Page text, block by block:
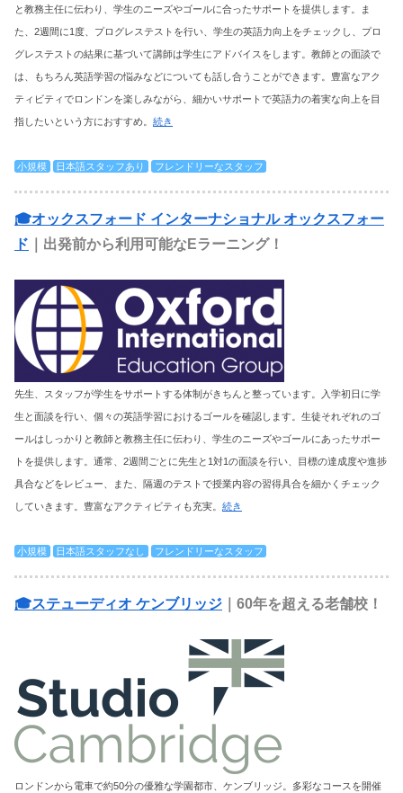
と教務主任に伝わり、学生のニーズやゴールに合ったサポートを提供します。ま
た、2週間に1度、プログレステストを行い、学生の英語力向上をチェックし、プロ
グレステストの結果に基づいて講師は学生にアドバイスをします。教師との面談で
は、もちろん英語学習の悩みなどについても話し合うことができます。豊富なアク
ティビティでロンドンを楽しみながら、細かいサポートで英語力の着実な向上を目
指したいという方におすすめ。 続き
小規模 日本語スタッフあり フレンドリーなスタッフ
🎓オックスフォード インターナショナル オックスフォー
ド ｜出発前から利用可能なEラーニング！
先生、スタッフが学生をサポートする体制がきちんと整っています。入学初日に学
生と面談を行い、個々の英語学習におけるゴールを確認します。生徒それぞれのゴ
ールはしっかりと教師と教務主任に伝わり、学生のニーズやゴールにあったサポー
トを提供します。通常、2週間ごとに先生と1対1の面談を行い、目標の達成度や進捗
具合などをレビュー、また、隔週のテストで授業内容の習得具合を細かくチェック
していきます。豊富なアクティビティも充実。 続き
小規模 日本語スタッフなし フレンドリーなスタッフ
🎓ステューディオ ケンブリッジ ｜60年を超える老舗校！
ロンドンから電車で約50分の優雅な学園都市、ケンブリッジ。多彩なコースを開催